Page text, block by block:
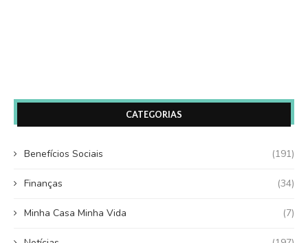
CATEGORIAS
Benefícios Sociais (191)
Finanças (34)
Minha Casa Minha Vida (7)